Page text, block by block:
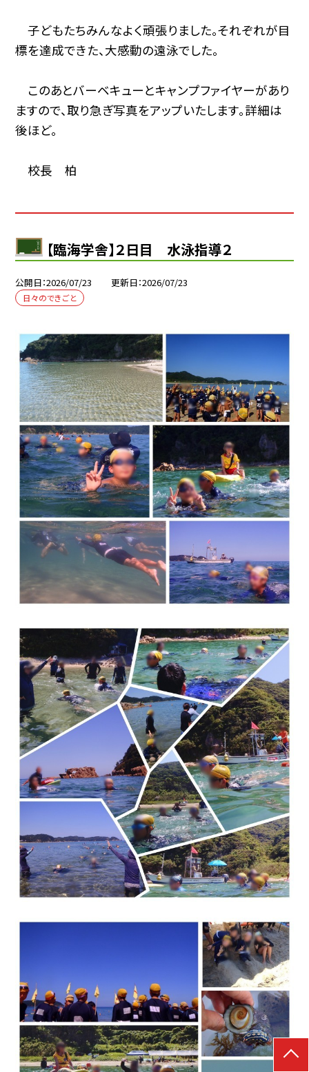
子どもたちみんなよく頑張りました。それぞれが目
標を達成できた、大感動の遠泳でした。
このあとバーベキューとキャンプファイヤーがあり
ますので、取り急ぎ写真をアップいたします。詳細は
後ほど。
校長 柏
【臨海学舎】２日目 水泳指導２
公開日 2026/07/23 更新日 2026/07/23
日々のできごと